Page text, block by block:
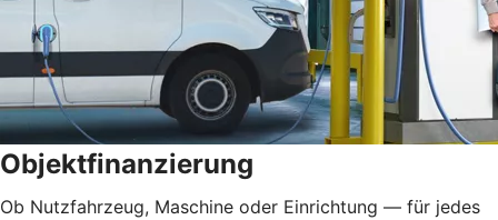
Objektfinanzierung
Ob Nutzfahrzeug, Maschine oder Einrichtung — für jedes